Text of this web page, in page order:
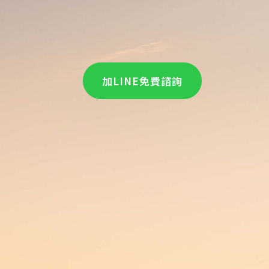
加LINE免費諮詢